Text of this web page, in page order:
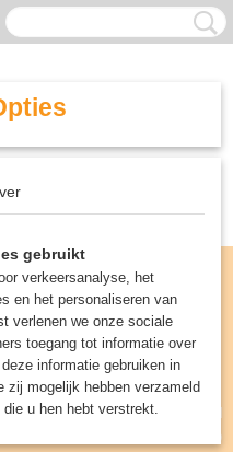
UW WINKELWAGEN
(0)
gebruikt
verkeersanalyse, het
en het personaliseren van
verlenen we onze sociale
toegang tot informatie over
informatie gebruiken in
zij mogelijk hebben verzameld
u hen hebt verstrekt.